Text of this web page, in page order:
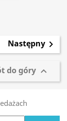
Następny 
do góry 